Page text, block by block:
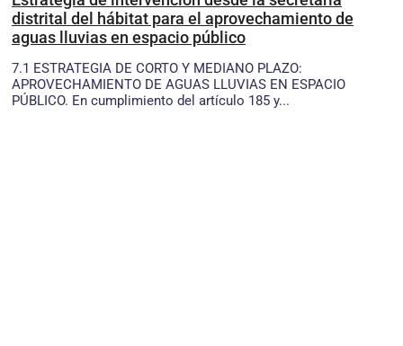
distrital del hábitat para el aprovechamiento de
aguas lluvias en espacio público
7.1 ESTRATEGIA DE CORTO Y MEDIANO PLAZO:
APROVECHAMIENTO DE AGUAS LLUVIAS EN ESPACIO
PÚBLICO. En cumplimiento del artículo 185 y...